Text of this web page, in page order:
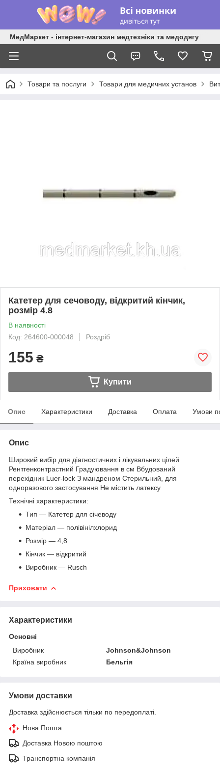
МедМаркет - інтернет-магазин медтехніки та медодягу
Товари та послуги Товари для медичних установ
Катетер для сечоводу, відкритий кінчик,
розмір 4.8
В наявності
Код: 264600-000048
Роздріб
155 ₴
Купити
Опис Характеристики Доставка Оплата Умови
Опис
Широкий вибір для діагностичних і лікувальних цілей
Рентгенконтрастний Градуювання в см Вбудований
перехідник Luer-lock З мандреном Стерильний, для
одноразового застосування Не містить латексу
Технічні характеристики:
Тип — Катетер для січеводу
Матеріал ― полівінілхлорид
Розмір ― 4,8
Кінчик ― відкритий
Виробник ― Rusch
Приховати
Характеристики
Основні
Виробник
Johnson&Johnson
Країна виробник
Бельгія
Умови доставки
Доставка здійснюється тільки по передоплаті.
Нова Пошта
Доставка Новою поштою
Транспортна компанія